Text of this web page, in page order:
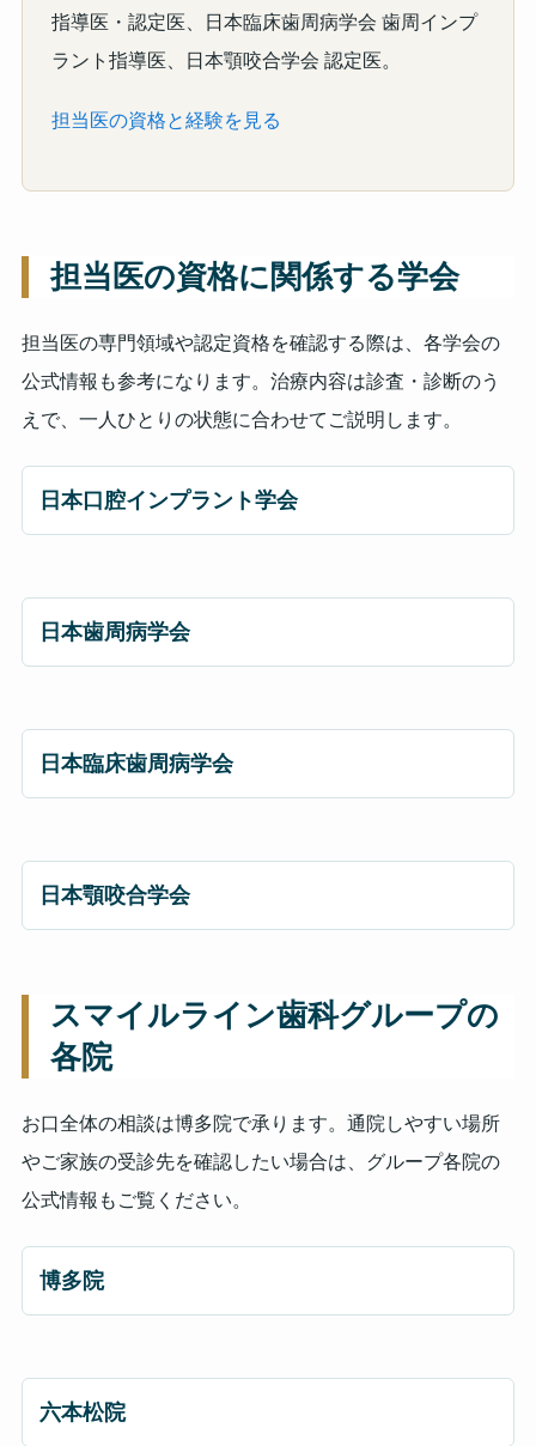
指導医・認定医、日本臨床歯周病学会 歯周インプ
ラント指導医、日本顎咬合学会 認定医。
担当医の資格と経験を見る
担当医の資格に関係する学会
担当医の専門領域や認定資格を確認する際は、各学会の
公式情報も参考になります。治療内容は診査・診断のう
えで、一人ひとりの状態に合わせてご説明します。
日本口腔インプラント学会
日本歯周病学会
日本臨床歯周病学会
日本顎咬合学会
スマイルライン歯科グループの
各院
お口全体の相談は博多院で承ります。通院しやすい場所
やご家族の受診先を確認したい場合は、グループ各院の
公式情報もご覧ください。
博多院
六本松院